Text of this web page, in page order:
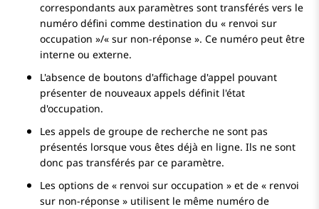
correspondants aux paramètres sont transférés vers le
numéro défini comme destination du « renvoi sur
occupation »/« sur non-réponse ». Ce numéro peut être
interne ou externe.
L'absence de boutons d'affichage d'appel pouvant
présenter de nouveaux appels définit l'état
d'occupation.
Les appels de groupe de recherche ne sont pas
présentés lorsque vous êtes déjà en ligne. Ils ne sont
donc pas transférés par ce paramètre.
Les options de « renvoi sur occupation » et de « renvoi
sur non-réponse » utilisent le même numéro de